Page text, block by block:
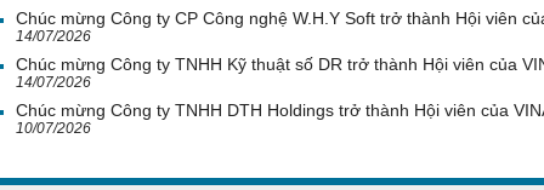
Chúc mừng Công ty CP Công nghệ W.H.Y Soft trở thành Hội viên
14/07/2026
Chúc mừng Công ty TNHH Kỹ thuật số DR trở thành Hội viên của
14/07/2026
Chúc mừng Công ty TNHH DTH Holdings trở thành Hội viên của
10/07/2026